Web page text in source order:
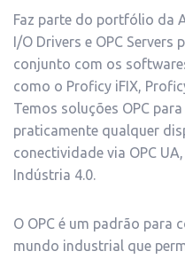
Faz parte do portfólio da
I/O Drivers e OPC Servers
conjunto com os
como o Proficy iFIX,
Temos soluções OPC
praticamente qualquer
conectividade via OPC
Indústria 4.0.
O OPC é um padrão para
mundo industrial que